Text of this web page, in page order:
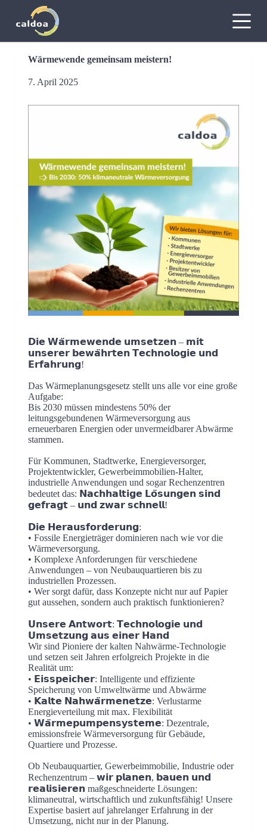
u
I
Wärmewende gemeinsam meistern!
7. April 2025
𝗗𝗶𝗲 𝗪𝗮̈𝗿𝗺𝗲𝘄𝗲𝗻𝗱𝗲 𝘂𝗺𝘀𝗲𝘁𝘇𝗲𝗻 – 𝗺𝗶𝘁
𝘂𝗻𝘀𝗲𝗿𝗲𝗿 𝗯𝗲𝘄𝗮̈𝗵𝗿𝘁𝗲𝗻 𝗧𝗲𝗰𝗵𝗻𝗼𝗹𝗼𝗴𝗶𝗲 𝘂𝗻𝗱
𝗘𝗿𝗳𝗮𝗵𝗿𝘂𝗻𝗴!
Das Wärmeplanungsgesetz stellt uns alle vor eine große
Aufgabe:
Bis 2030 müssen mindestens 50% der
leitungsgebundenen Wärmeversorgung aus
erneuerbaren Energien oder unvermeidbarer Abwärme
stammen.
Für Kommunen, Stadtwerke, Energieversorger,
Projektentwickler, Gewerbeimmobilien-Halter,
industrielle Anwendungen und sogar Rechenzentren
bedeutet das: 𝗡𝗮𝗰𝗵𝗵𝗮𝗹𝘁𝗶𝗴𝗲 𝗟𝗼̈𝘀𝘂𝗻𝗴𝗲𝗻 𝘀𝗶𝗻𝗱
𝗴𝗲𝗳𝗿𝗮𝗴𝘁 – 𝘂𝗻𝗱 𝘇𝘄𝗮𝗿 𝘀𝗰𝗵𝗻𝗲𝗹𝗹!
𝗗𝗶𝗲 𝗛𝗲𝗿𝗮𝘂𝘀𝗳𝗼𝗿𝗱𝗲𝗿𝘂𝗻𝗴:
• Fossile Energieträger dominieren nach wie vor die
Wärmeversorgung.
• Komplexe Anforderungen für verschiedene
Anwendungen – von Neubauquartieren bis zu
industriellen Prozessen.
• Wer sorgt dafür, dass Konzepte nicht nur auf Papier
gut aussehen, sondern auch praktisch funktionieren?
𝗨𝗻𝘀𝗲𝗿𝗲 𝗔𝗻𝘁𝘄𝗼𝗿𝘁: 𝗧𝗲𝗰𝗵𝗻𝗼𝗹𝗼𝗴𝗶𝗲 𝘂𝗻𝗱
𝗨𝗺𝘀𝗲𝘁𝘇𝘂𝗻𝗴 𝗮𝘂𝘀 𝗲𝗶𝗻𝗲𝗿 𝗛𝗮𝗻𝗱
Wir sind Pioniere der kalten Nahwärme-Technologie
und setzen seit Jahren erfolgreich Projekte in die
Realität um:
• 𝗘𝗶𝘀𝘀𝗽𝗲𝗶𝗰𝗵𝗲𝗿: Intelligente und effiziente
Speicherung von Umweltwärme und Abwärme
• 𝗞𝗮𝗹𝘁𝗲 𝗡𝗮𝗵𝘄𝗮̈𝗿𝗺𝗲𝗻𝗲𝘁𝘇𝗲: Verlustarme
Energieverteilung mit max. Flexibilität
• 𝗪𝗮̈𝗿𝗺𝗲𝗽𝘂𝗺𝗽𝗲𝗻𝘀𝘆𝘀𝘁𝗲𝗺𝗲: Dezentrale,
emissionsfreie Wärmeversorgung für Gebäude,
Quartiere und Prozesse.
Ob Neubauquartier, Gewerbeimmobilie, Industrie oder
Rechenzentrum – 𝘄𝗶𝗿 𝗽𝗹𝗮𝗻𝗲𝗻, 𝗯𝗮𝘂𝗲𝗻 𝘂𝗻𝗱
𝗿𝗲𝗮𝗹𝗶𝘀𝗶𝗲𝗿𝗲𝗻 maßgeschneiderte Lösungen:
klimaneutral, wirtschaftlich und zukunftsfähig! Unsere
Expertise basiert auf jahrelanger Erfahrung in der
Umsetzung, nicht nur in der Planung.